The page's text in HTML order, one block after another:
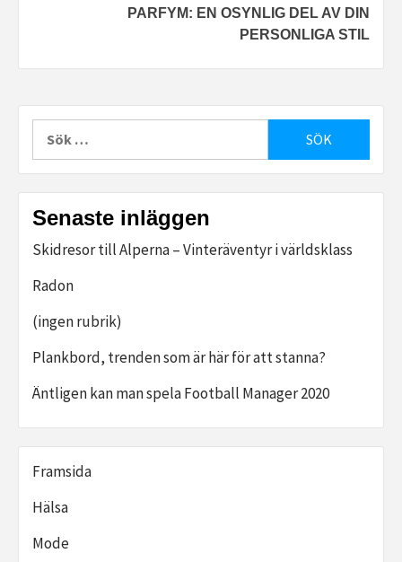
PARFYM: EN OSYNLIG DEL AV DIN
PERSONLIGA STIL
efter:
Senaste inläggen
Skidresor till Alperna – Vinteräventyr i världsklass
Radon
(ingen rubrik)
Plankbord, trenden som är här för att stanna?
Äntligen kan man spela Football Manager 2020
Framsida
Hälsa
Mode